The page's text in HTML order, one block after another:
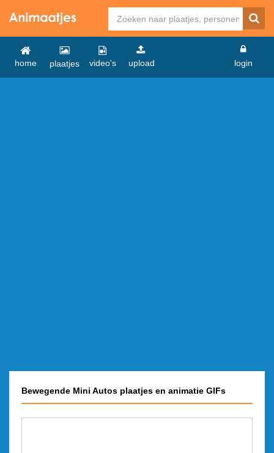
home plaatjes video's upload login
Bewegende Mini Autos plaatjes en animatie GIFs